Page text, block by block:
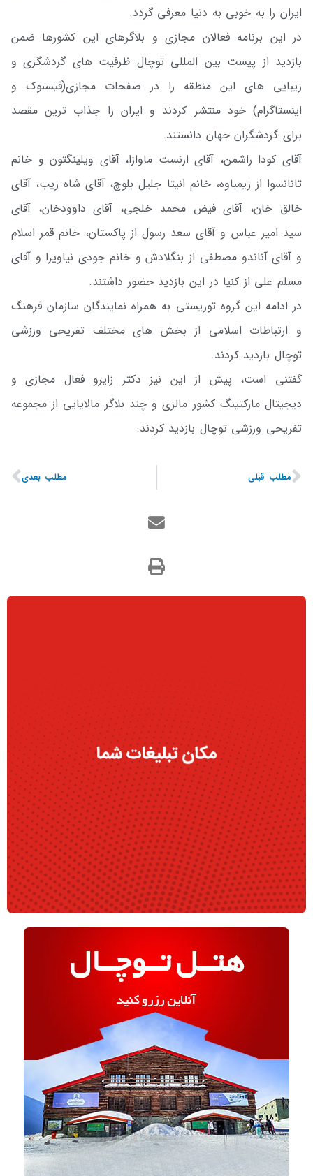
ایران را به خوبی به دنیا معرفی گردد.
در این برنامه فعالان مجازی و بلاگرهای این کشورها ضمن
بازدید از پیست بین المللی توچال ظرفیت های گردشگری و
زیبایی های این منطقه را در صفحات مجازی(فیسبوک و
اینستاگرام) خود منتشر کردند و ایران را جذاب ترین مقصد
برای گردشگران جهان دانستند.
آقای کودا راشمن، آقای ارنست ماوازا، آقای ویلینگتون و خانم
تانانسوا از زیمباوه، خانم انیتا جلیل بلوچ، آقای شاه زیب، آقای
خالق خان، آقای فیض محمد خلجی، آقای داوودخان، آقای
سید امیر عباس و آقای سعد رسول از پاکستان، خانم قمر اسلام
و آقای آناندو مصطفی از بنگلادش و خانم جودی نیاویرا و آقای
مسلم علی از کنیا در این بازدید حضور داشتند.
در ادامه این گروه توریستی به همراه نمایندگان سازمان فرهنگ
و ارتباطات اسلامی از بخش های مختلف تفریحی ورزشی
توچال بازدید کردند.
گفتنی است، پیش از این نیز دکتر زایرو فعال مجازی و
دیجیتال مارکتینگ کشور مالزی و چند بلاگر مالایایی از مجموعه
تفریحی ورزشی توچال بازدید کردند.
مطلب قبلی مطلب بعدی